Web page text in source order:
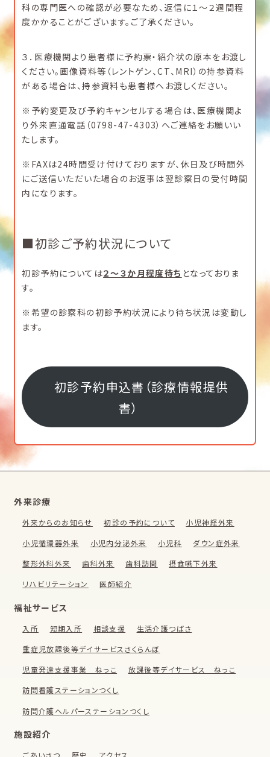
科の専門医への確認が必要なため、返信に１～２週間程
度かかることがございます。ご了承ください。
３．医療機関より患者様に予約票・紹介状の原本をお渡し
ください。画像資料等（レントゲン、CT、MRI）の持参資料
がある場合は、持参資料も患者様へお渡しください。
※予約変更及び予約キャンセルする場合は、医療機関よ
り外来直通電話（0798-47-4303）へご連絡をお願いい
たします。
※FAXは24時間受け付けておりますが、休日及び時間外
にご送信いただいた場合のお返事は翌診察日の受付時間
内になります。
■初診ご予約状況について
初診予約については２～３か月程度待ち となっておりま
す。
※希望の診察科の初診予約状況により待ち状況は変動し
ます。
初診予約申込書（診療情報提供
書）
外来診療
外来からのお知らせ 初診の予約について 小児神経外来
小児循環器外来 小児内分泌外来 小児科 ダウン症外来
整形外科外来 歯科外来 歯科訪問 摂食嚥下外来
リハビリテーション 医師紹介
福祉サービス
入所 短期入所 相談支援 生活介護つばさ
重症児放課後等デイサービスさくらんぼ
児童発達支援事業 ねっこ 放課後等デイサービス ねっこ
訪問看護ステーションつくし
訪問介護ヘルパーステーションつくし
施設紹介